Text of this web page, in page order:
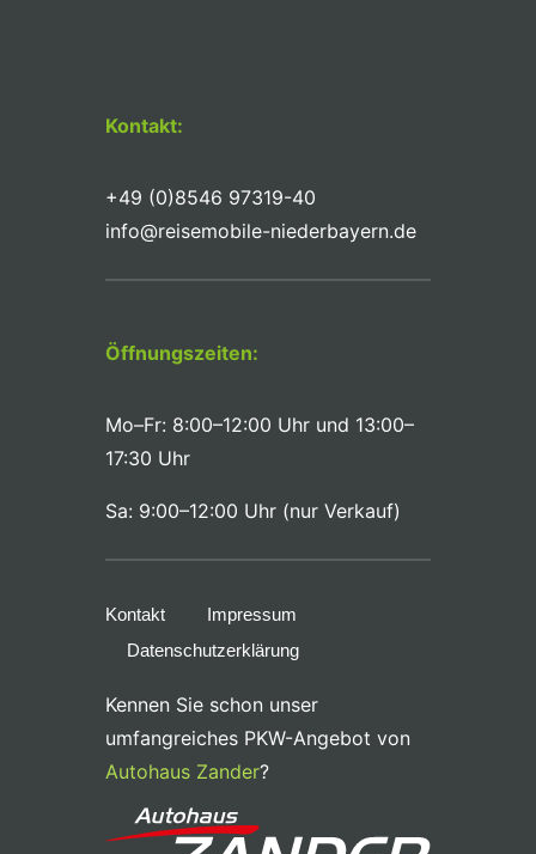
Kontakt:
+49 (0)8546 97319-40
info@reisemobile-niederbayern.de
Öffnungszeiten:
Mo–Fr: 8:00–12:00 Uhr und 13:00–
17:30 Uhr
Sa: 9:00–12:00 Uhr (nur Verkauf)
Kontakt
Impressum
Datenschutzerklärung
Kennen Sie schon unser
umfangreiches PKW-Angebot von
Autohaus Zander?